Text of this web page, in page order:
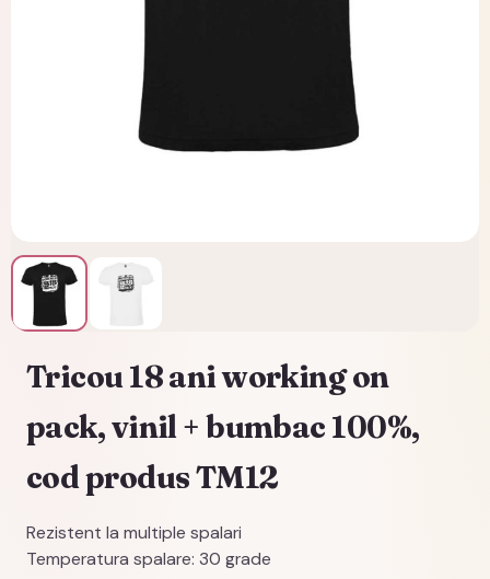
Tricou 18 ani working on
pack, vinil + bumbac 100%,
cod produs TM12
Rezistent la multiple spalari
Temperatura spalare: 30 grade